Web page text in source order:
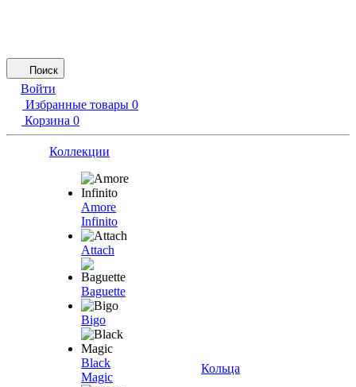
Поиск
Войти
Избранные товары 0
Корзина 0
Коллекции
Amore
Infinito
Attach
Baguette
Bigo
Black
Magic
Кольца